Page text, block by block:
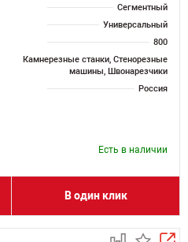
Сегментный
Универсальный
800
Камнерезные станки, Стенорезные
машины, Швонарезчики
Россия
Есть в наличии
В один клик